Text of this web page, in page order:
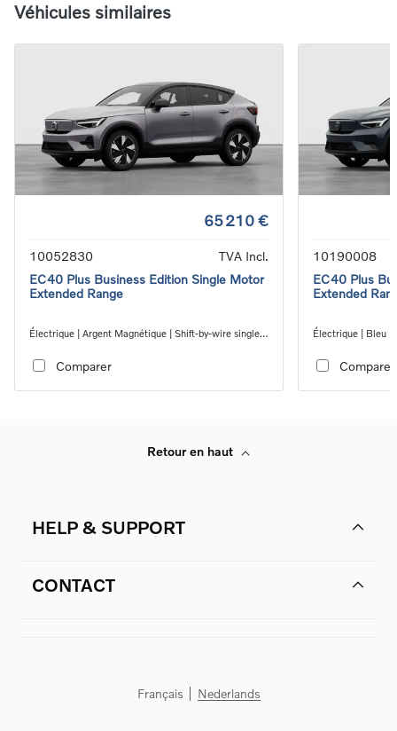
Véhicules similaires
65 210 €
10052830
TVA Incl.
EC40 Plus Business Edition Single Motor
Extended Range
Électrique | Argent Magnétique | Shift-by-wire single
Comparer
10190008
EC40 Plus
Extended
Électrique | Bleu
Comparer
Retour en haut
HELP & SUPPORT
CONTACT
Français Nederlands